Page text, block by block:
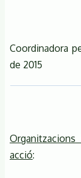
Coordinadora
de 2015
acció: